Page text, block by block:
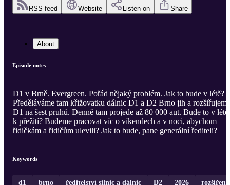
RSS feed Website Listen on Share
About
Episode notes
D1 v Brně. Evergreen. Pořád nějaký problém. Jak to bude v létě?
Předěláváme tam křižovatku dálnic D1 a D2 Brno jih a rozšiřujeme
D1 na šest pruhů. Denně tam projede až 80 000 aut. Bude to v létě
k přežití? Budeme pracovat víc o víkendech a v noci, abychom
řidičkám a řidičům ulevili? Jak to bude, pane generální řediteli?
Keywords
d1 brno ředitelství silnic a dálnic D2 2026 rozšíření